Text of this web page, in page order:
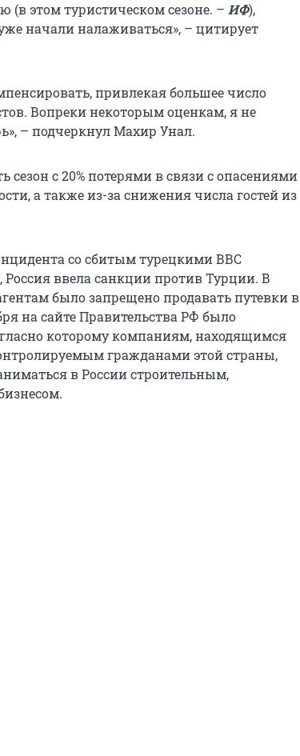
(в этом туристическом сезоне. – ИФ),
начали налаживаться», – цитирует
привлекая большее число
Вопреки некоторым оценкам, я не
– подчеркнул Махир Унал.
с 20% потерями в связи с опасениями
а также из-за снижения числа гостей из
со сбитым турецкими ВВС
ввела санкции против Турции. В
было запрещено продавать путевки в
на сайте Правительства РФ было
которому компаниям, находящимся
гражданами этой страны,
в России строительным,